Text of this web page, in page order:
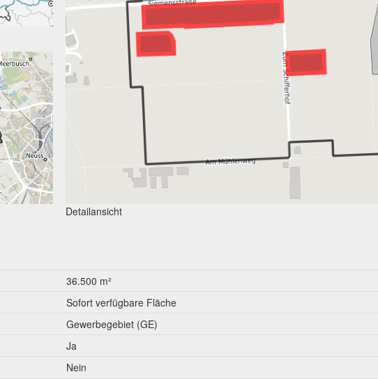
Detailansicht
36.500 m²
Sofort verfügbare Fläche
Gewerbegebiet (GE)
Ja
Nein